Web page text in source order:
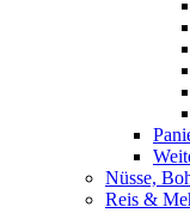
Nüsse,
Reis &